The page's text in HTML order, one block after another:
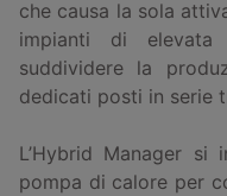
che causa la sola
impianti di
suddividere la
dedicati posti in serie
L’Hybrid Manager
pompa di calore per